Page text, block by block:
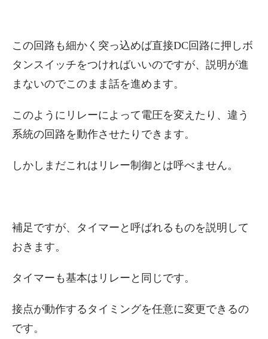
この回路も細かく突っ込めば直接DC回路に押しボ
タンスイッチをつければいいのですが、説明が進
まないのでこのまま話を進めます。
このようにリレーによって電圧を変えたり、違う
系統の回路を動作させたりできます。
しかしまだこれはリレー制御とは呼べません。
補足ですが、タイマーと呼ばれるものを説明して
おきます。
タイマーも基本はリレーと同じです。
接点が動作するタイミングを任意に変更できるの
です。